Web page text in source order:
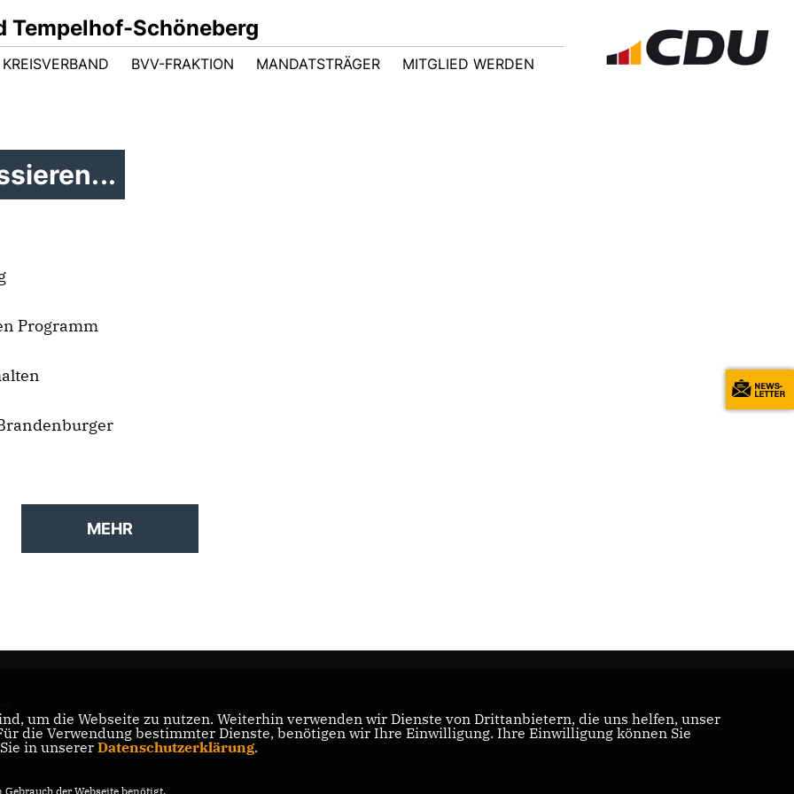
Tempelhof-Schöneberg
KREISVERBAND BVV-FRAKTION MANDATSTRÄGER
MITGLIED WERDEN
Programm
MEHR
um die Webseite zu nutzen. Weiterhin verwenden wir Dienste von Drittanbietern, die uns helfen, unser
die Verwendung bestimmter Dienste, benötigen wir Ihre Einwilligung. Ihre Einwilligung können Sie
in unserer Datenschutzerklärung.
der Webseite benötigt.